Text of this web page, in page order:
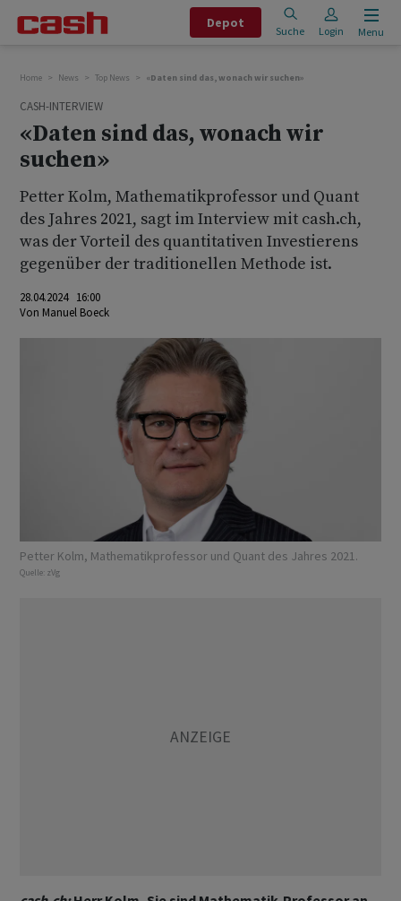
Depot
Suche Login Menu
Home News Top News «Daten sind das, wonach wir suchen»
CASH-INTERVIEW
«Daten sind das, wonach wir
suchen»
Petter Kolm, Mathematikprofessor und Quant
des Jahres 2021, sagt im Interview mit cash.ch,
was der Vorteil des quantitativen Investierens
gegenüber der traditionellen Methode ist.
28.04.2024 16:00
Von Manuel Boeck
Petter Kolm, Mathematikprofessor und Quant des Jahres 2021.
Quelle: zVg